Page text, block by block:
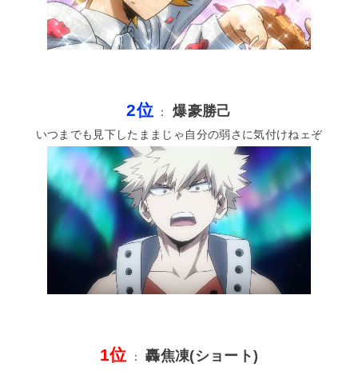
2位 ： 爆豪勝己
いつまでも見下したままじゃ自分の弱さに気付けねェぞ
1位 ： 轟焦凍(ショート)